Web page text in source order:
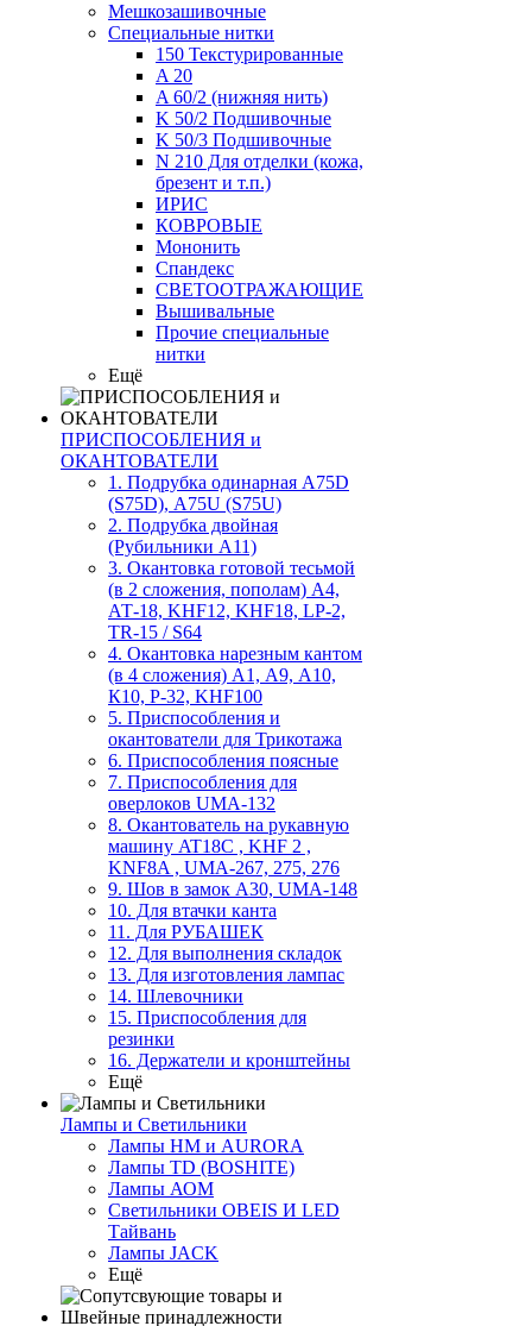
Мешкозашивочные
Специальные нитки
150 Текстурированные
A 20
A 60/2 (нижняя нить)
K 50/2 Подшивочные
K 50/3 Подшивочные
N 210 Для отделки (кожа,
брезент и т.п.)
ИРИС
КОВРОВЫЕ
Мононить
Спандекс
СВЕТООТРАЖАЮЩИЕ
Вышивальные
Прочие специальные
нитки
Ещё
ПРИСПОСОБЛЕНИЯ и
ОКАНТОВАТЕЛИ
1. Подрубка одинарная А75D
(S75D), А75U (S75U)
2. Подрубка двойная
(Рубильники А11)
3. Окантовка готовой тесьмой
(в 2 сложения, пополам) А4,
АТ-18, KHF12, KHF18, LP-2,
TR-15 / S64
4. Окантовка нарезным кантом
(в 4 сложения) А1, А9, А10,
К10, Р-32, KHF100
5. Приспособления и
окантователи для Трикотажа
6. Приспособления поясные
7. Приспособления для
оверлоков UMA-132
8. Окантователь на рукавную
машину AT18C , KHF 2 ,
KNF8A , UMA-267, 275, 276
9. Шов в замок А30, UMA-148
10. Для втачки канта
11. Для РУБАШЕК
12. Для выполнения складок
13. Для изготовления лампас
14. Шлевочники
15. Приспособления для
резинки
16. Держатели и кронштейны
Ещё
Лампы и Светильники
Лампы HM и AURORA
Лампы TD (BOSHITE)
Лампы АОМ
Светильники OBEIS И LED
Тайвань
Лампы JACK
Ещё